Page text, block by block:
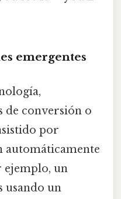
emergentes
de conversión o
por
automáticamente
ejemplo, un
usando un